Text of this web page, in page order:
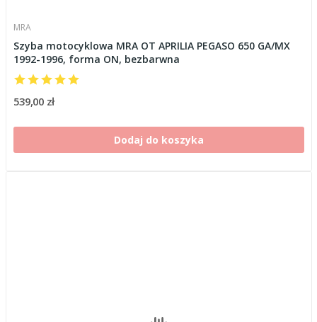
MRA
Szyba motocyklowa MRA OT APRILIA PEGASO 650 GA/MX
1992-1996, forma ON, bezbarwna
539,00 zł
Dodaj do koszyka